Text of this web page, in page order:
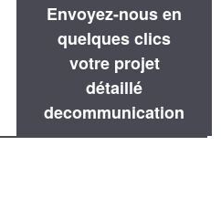
Envoyez-nous en
quelques clics
votre projet
détaillé
decommunication